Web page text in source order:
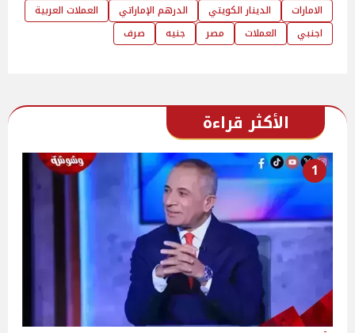
الامارات
الدينار الكويتي الدرهم الإماراتي
العملات العربية
اجنبي
العملات مصر جنيه صرف
الأكثر قراءة
1